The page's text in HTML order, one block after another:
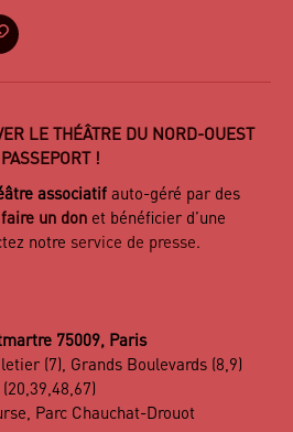
LE THÉÂTRE DU NORD-OUEST
!
associatif auto-géré par des
faire un don et bénéficier d’une
notre service de presse.
75009, Paris
(7), Grands Boulevards (8,9)
Parc Chauchat-Drouot